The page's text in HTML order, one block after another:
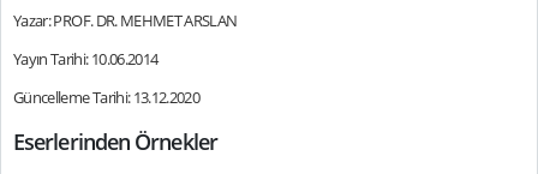
Yazar: PROF. DR. MEHMET ARSLAN
Yayın Tarihi: 10.06.2014
Güncelleme Tarihi: 13.12.2020
Eserlerinden Örnekler